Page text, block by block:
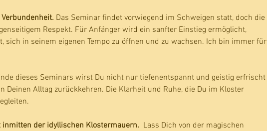
Das Seminar findet vorwiegend im Schweigen statt, doch die
Respekt. Für Anfänger wird ein sanfter Einstieg ermöglicht,
sich in seinem eigenen Tempo zu öffnen und zu wachsen. Ich bin immer für
dieses Seminars wirst Du nicht nur tiefenentspannt und geistig erfrischt
Alltag zurückkehren. Die Klarheit und Ruhe, die Du im Kloster
inmitten der idyllischen Klostermauern. Lass Dich von der magischen